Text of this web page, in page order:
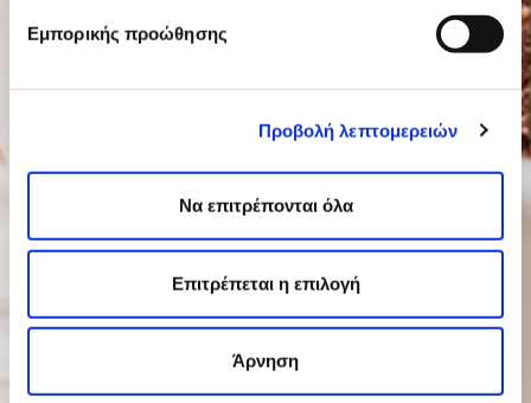
Εμπορικής προώθησης
Προβολή λεπτομερειών
Να επιτρέπονται όλα
Επιτρέπεται η επιλογή
Άρνηση